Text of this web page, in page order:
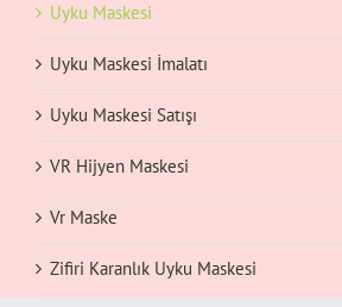
Uyku Maskesi
Uyku Maskesi İmalatı
Uyku Maskesi Satışı
VR Hijyen Maskesi
Vr Maske
Zifiri Karanlık Uyku Maskesi